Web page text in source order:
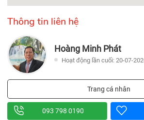
Thông tin liên hệ
Hoàng Minh Phát
Hoạt động lần cuối: 20-07-
Trang cá nhân
093 798 0190